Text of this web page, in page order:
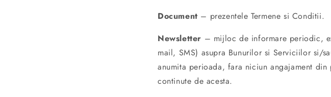
Document – prezentele Termene si Conditii.
Newsletter – mijloc de informare periodic,
mail, SMS) asupra Bunurilor si Serviciilor si/
anumita perioada, fara niciun angajament
continute de acesta.